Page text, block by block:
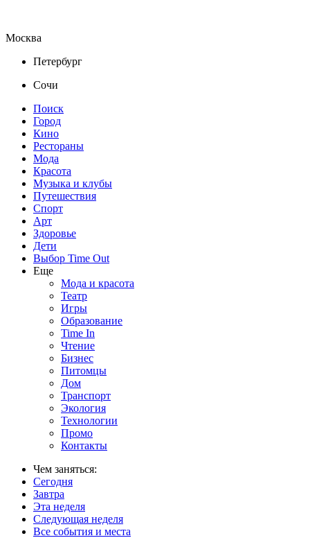
Москва
Петербург
Сочи
Поиск
Город
Кино
Рестораны
Мода
Красота
Музыка и клубы
Путешествия
Спорт
Арт
Здоровье
Дети
Выбор Time Out
Еще
Мода и красота
Театр
Игры
Образование
Time In
Чтение
Бизнес
Питомцы
Дом
Транспорт
Экология
Технологии
Промо
Контакты
Чем заняться:
Сегодня
Завтра
Эта неделя
Следующая неделя
Все события и места